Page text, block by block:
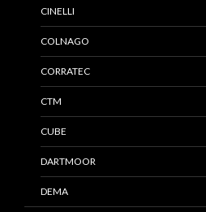
CINELLI
COLNAGO
CORRATEC
CTM
CUBE
DARTMOOR
DEMA